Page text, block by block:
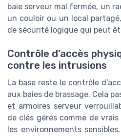
baie serveur mal fermée, un
un couloir ou un local
de sécurité logique qui peut
Contrôle d’accès
contre les intrusions
La base reste le contrôle
aux baies de brassage. Cela
et armoires serveur
de clés gérés comme de
les environnements